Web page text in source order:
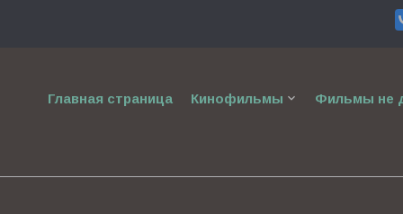
Главная страница Кинофильмы keyboard_arrow_down Фильмы не